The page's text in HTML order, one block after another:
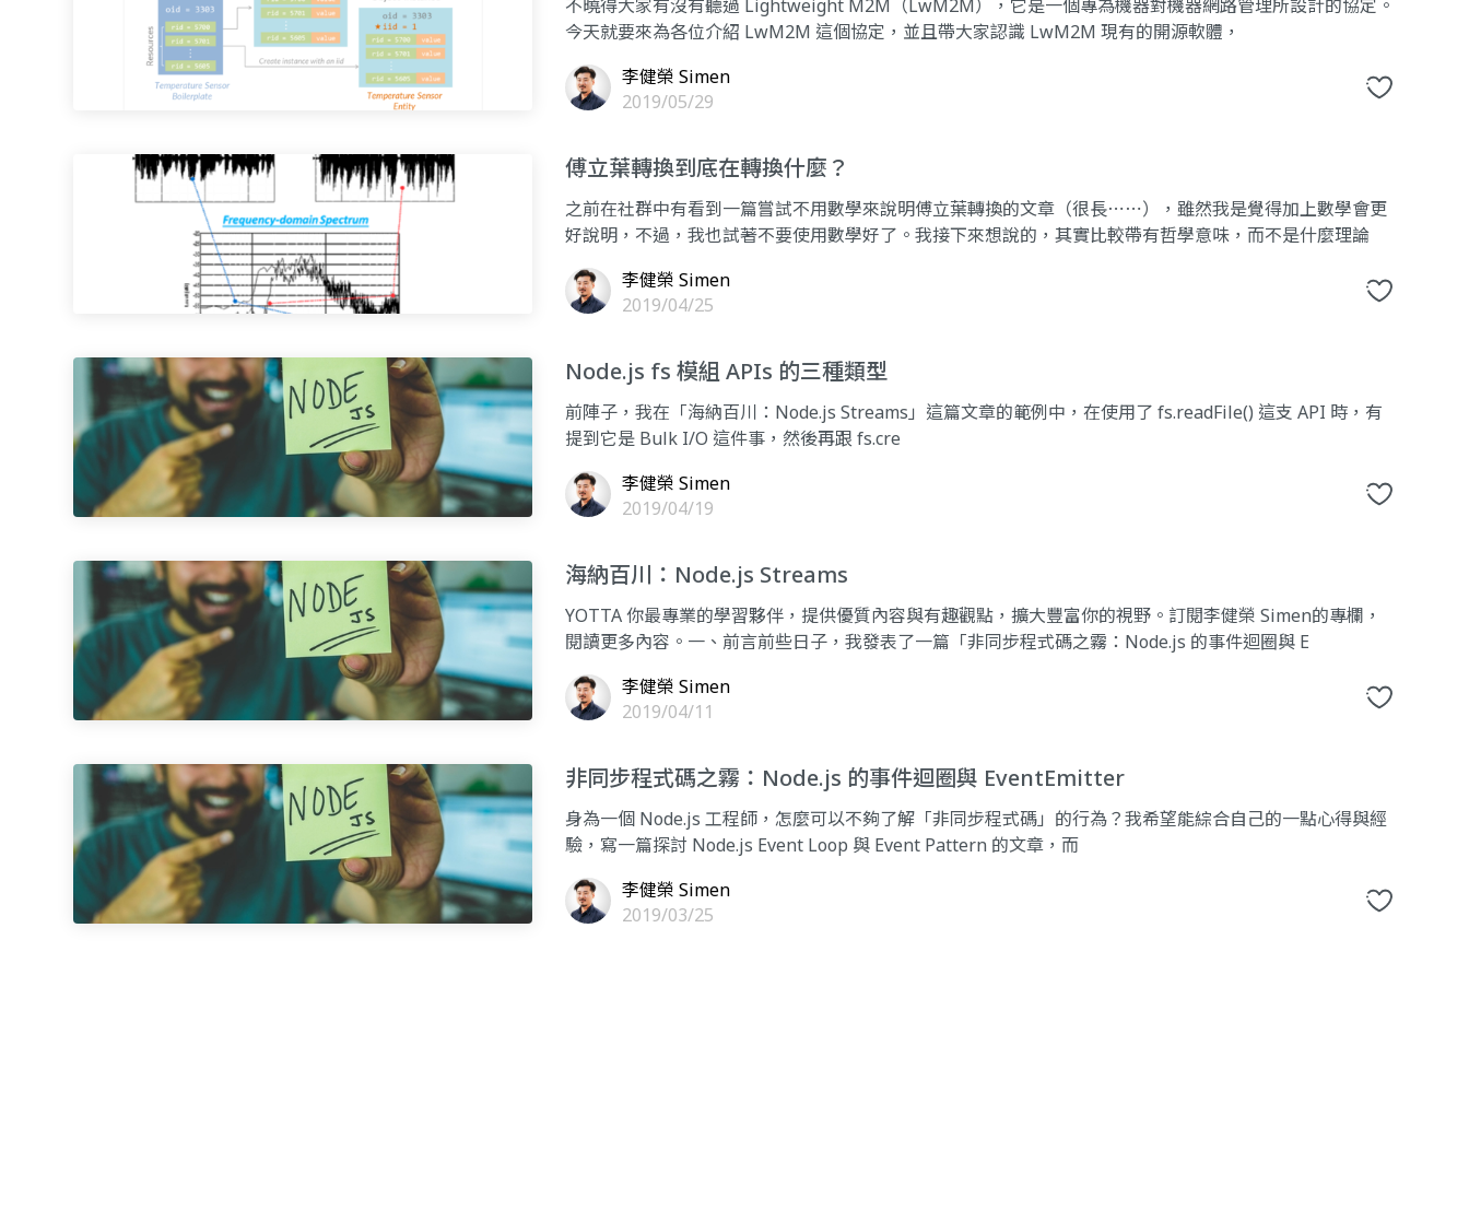
不曉得大家有沒有聽過 Lightweight M2M（LwM2M），它是一個專為機器對機器網路管理所設計的協定。
今天就要來為各位介紹 LwM2M 這個協定，並且帶大家認識 LwM2M 現有的開源軟體，
李健榮 Simen
2019/05/29
傅立葉轉換到底在轉換什麼？
之前在社群中有看到一篇嘗試不用數學來說明傅立葉轉換的文章（很長⋯⋯），雖然我是覺得加上數學會更
好說明，不過，我也試著不要使用數學好了。我接下來想說的，其實比較帶有哲學意味，而不是什麼理論
李健榮 Simen
2019/04/25
Node.js fs 模組 APIs 的三種類型
前陣子，我在「海納百川：Node.js Streams」這篇文章的範例中，在使用了 fs.readFile() 這支 API 時，有
提到它是 Bulk I/O 這件事，然後再跟 fs.cre
李健榮 Simen
2019/04/19
海納百川：Node.js Streams
YOTTA 你最專業的學習夥伴，提供優質內容與有趣觀點，擴大豐富你的視野。訂閱李健榮 Simen的專欄，
閱讀更多內容。一、前言前些日子，我發表了一篇「非同步程式碼之霧：Node.js 的事件迴圈與 E
李健榮 Simen
2019/04/11
非同步程式碼之霧：Node.js 的事件迴圈與 EventEmitter
身為一個 Node.js 工程師，怎麼可以不夠了解「非同步程式碼」的行為？我希望能綜合自己的一點心得與經
驗，寫一篇探討 Node.js Event Loop 與 Event Pattern 的文章，而
李健榮 Simen
2019/03/25